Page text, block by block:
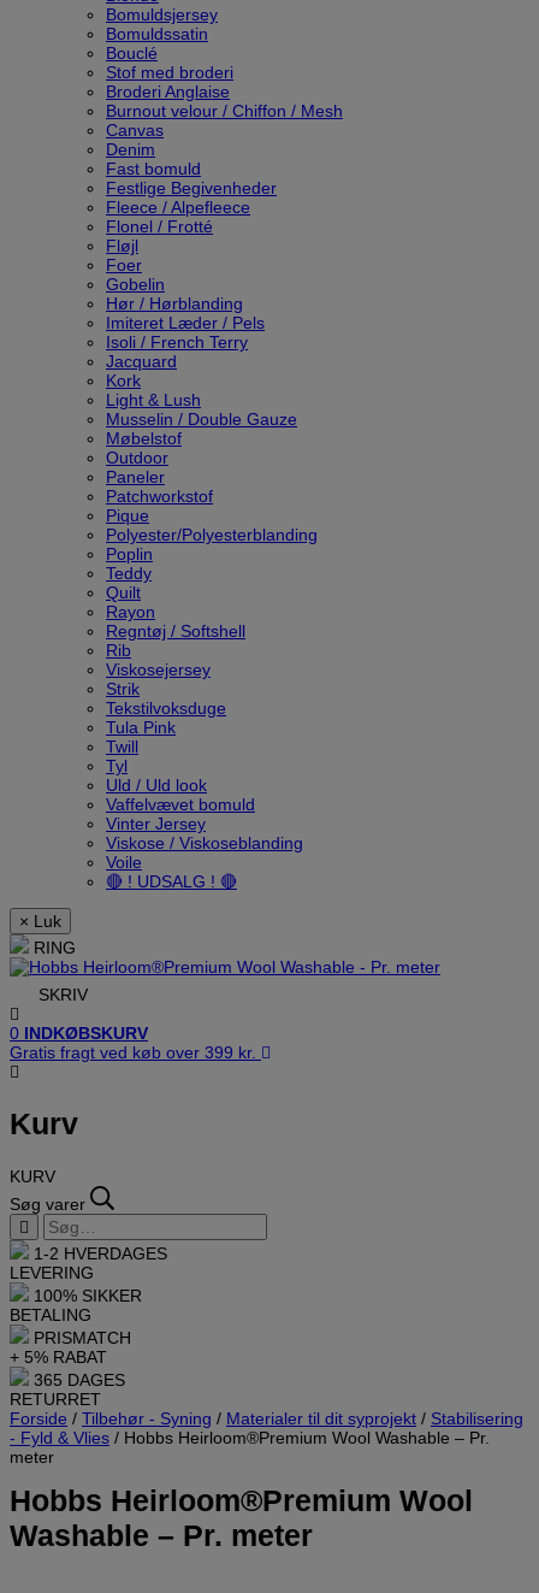
Bomuldsjersey
Bomuldssatin
Bouclé
Stof med broderi
Broderi Anglaise
Burnout velour / Chiffon / Mesh
Canvas
Denim
Fast bomuld
Festlige Begivenheder
Fleece / Alpefleece
Flonel / Frotté
Fløjl
Foer
Gobelin
Hør / Hørblanding
Imiteret Læder / Pels
Isoli / French Terry
Jacquard
Kork
Light & Lush
Musselin / Double Gauze
Møbelstof
Outdoor
Paneler
Patchworkstof
Pique
Polyester/Polyesterblanding
Poplin
Teddy
Quilt
Rayon
Regntøj / Softshell
Rib
Viskosejersey
Strik
Tekstilvoksduge
Tula Pink
Twill
Tyl
Uld / Uld look
Vaffelvævet bomuld
Vinter Jersey
Viskose / Viskoseblanding
Voile
🔴 ! UDSALG ! 🔴
× Luk
RING
SKRIV
0 INDKØBSKURV
Gratis fragt ved køb over 399 kr.
Kurv
KURV
Søg varer
1-2 HVERDAGES
LEVERING
100% SIKKER
BETALING
PRISMATCH
+ 5% RABAT
365 DAGES
RETURRET
Forside / Tilbehør - Syning / Materialer til dit syprojekt / Stabilisering
- Fyld & Vlies / Hobbs Heirloom®Premium Wool Washable – Pr.
meter
Hobbs Heirloom®Premium Wool
Washable – Pr. meter